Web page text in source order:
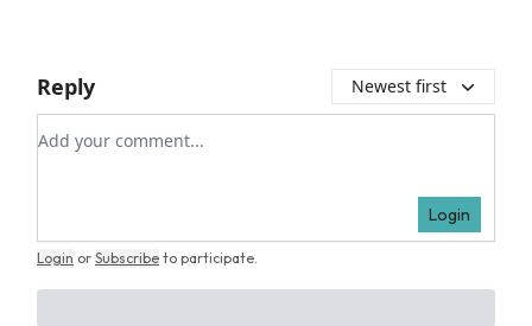
Reply Newest first
Add your comment
Login
Login or Subscribe to participate